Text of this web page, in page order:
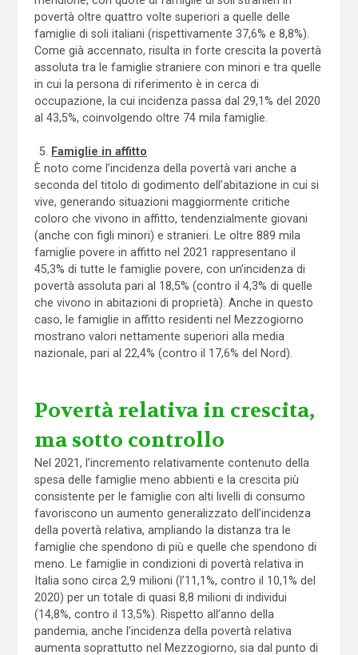
povertà oltre quattro volte superiori a quelle delle
famiglie di soli italiani (rispettivamente 37,6% e 8,8%).
Come già accennato, risulta in forte crescita la povertà
assoluta tra le famiglie straniere con minori e tra quelle
in cui la persona di riferimento è in cerca di
occupazione, la cui incidenza passa dal 29,1% del 2020
al 43,5%, coinvolgendo oltre 74 mila famiglie.
Famiglie in affitto
È noto come l’incidenza della povertà vari anche a
seconda del titolo di godimento dell’abitazione in cui si
vive, generando situazioni maggiormente critiche
coloro che vivono in affitto, tendenzialmente giovani
(anche con figli minori) e stranieri. Le oltre 889 mila
famiglie povere in affitto nel 2021 rappresentano il
45,3% di tutte le famiglie povere, con un’incidenza di
povertà assoluta pari al 18,5% (contro il 4,3% di quelle
che vivono in abitazioni di proprietà). Anche in questo
caso, le famiglie in affitto residenti nel Mezzogiorno
mostrano valori nettamente superiori alla media
nazionale, pari al 22,4% (contro il 17,6% del Nord).
Povertà relativa in crescita,
ma sotto controllo
Nel 2021, l’incremento relativamente contenuto della
spesa delle famiglie meno abbienti e la crescita più
consistente per le famiglie con alti livelli di consumo
favoriscono un aumento generalizzato dell’incidenza
della povertà relativa, ampliando la distanza tra le
famiglie che spendono di più e quelle che spendono di
meno. Le famiglie in condizioni di povertà relativa in
Italia sono circa 2,9 milioni (l’11,1%, contro il 10,1% del
2020) per un totale di quasi 8,8 milioni di individui
(14,8%, contro il 13,5%). Rispetto all’anno della
pandemia, anche l’incidenza della povertà relativa
aumenta soprattutto nel Mezzogiorno, sia dal punto di